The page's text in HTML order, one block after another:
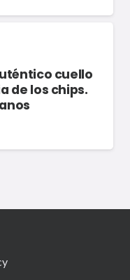
cuello
de los chips.